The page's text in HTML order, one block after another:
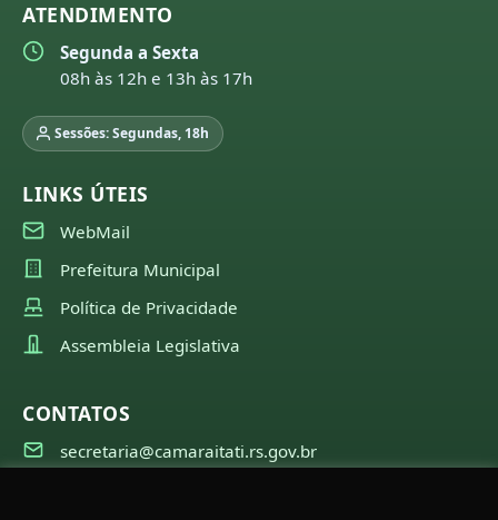
ATENDIMENTO
Segunda a Sexta
08h às 12h e 13h às 17h
Sessões: Segundas, 18h
LINKS ÚTEIS
WebMail
Prefeitura Municipal
Política de Privacidade
Assembleia Legislativa
CONTATOS
secretaria@camaraitati.rs.gov.br